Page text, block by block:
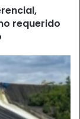
requerido